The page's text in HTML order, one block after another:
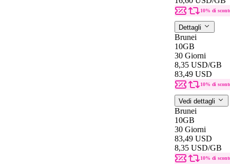
10% di
Dettagli
Brunei
10GB
30 Giorni
8,35 USD/GB
83,49 USD
10% di
Vedi dettagli
Brunei
10GB
30 Giorni
83,49 USD
8,35 USD/GB
10% di